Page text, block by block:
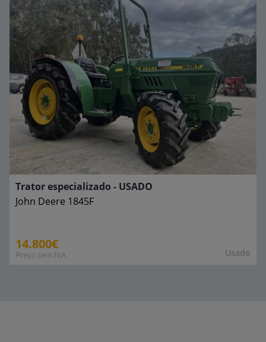
Usado
Trator especializado - USADO
John Deere 1845F
14.800€
Preço sem IVA